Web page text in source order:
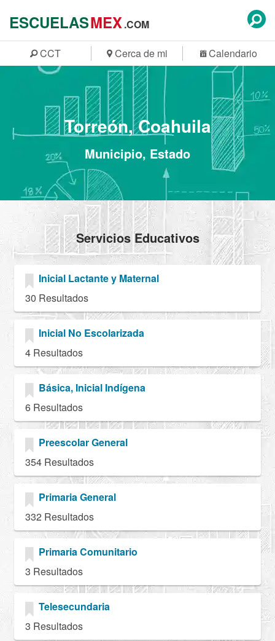
ESCUELASMEX.COM
CCT Cerca de mi Calendario
Torreón, Coahuila
Municipio, Estado
Servicios Educativos
Inicial Lactante y Maternal
30 Resultados
Inicial No Escolarizada
4 Resultados
Básica, Inicial Indígena
6 Resultados
Preescolar General
354 Resultados
Primaria General
332 Resultados
Primaria Comunitario
3 Resultados
Telesecundaria
3 Resultados